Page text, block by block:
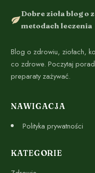
Dobre zioła blog o
metodach leczenia
Blog o zdrowiu, ziołach,
co zdrowe. Poczytaj
preparaty zażywać.
NAWIGACJA
Polityka prywatności
KATEGORIE